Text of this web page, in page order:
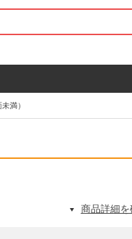
満）
商品詳細を